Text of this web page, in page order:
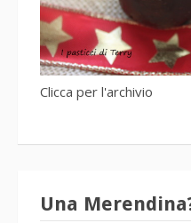
Clicca per l'archivio
Una